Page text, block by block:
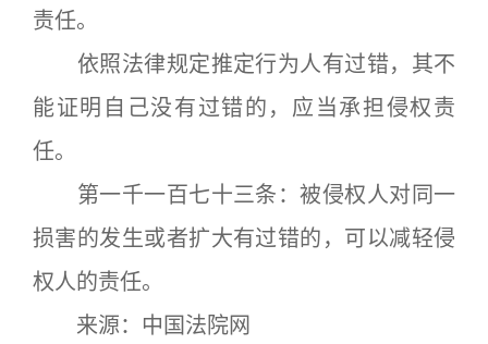
责任。
依照法律规定推定行为人有过错，其不
能证明自己没有过错的，应当承担侵权责
任。
第一千一百七十三条：被侵权人对同一
损害的发生或者扩大有过错的，可以减轻侵
权人的责任。
来源：中国法院网